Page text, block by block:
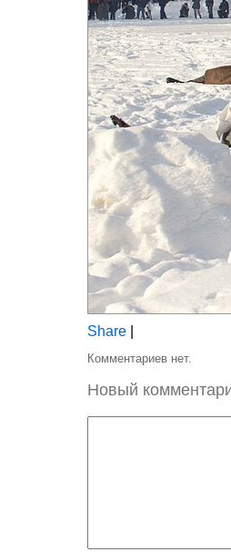
Share
Комментариев нет.
Новый